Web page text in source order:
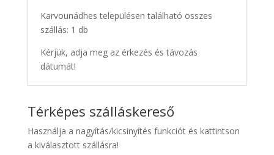
Karvounádhes településen található összes
szállás: 1 db
Kérjük, adja meg az érkezés és távozás
dátumát!
Térképes szálláskereső
Használja a nagyítás/kicsinyítés funkciót és kattintson
a kiválasztott szállásra!